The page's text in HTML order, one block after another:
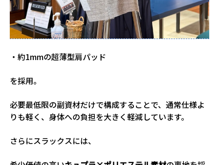
・約1mmの超薄型肩パッド
を採用。
必要最低限の副資材だけで構成することで、通常仕様よ
りも軽く、身体への負担を大きく軽減しています。
さらにスラックスには、